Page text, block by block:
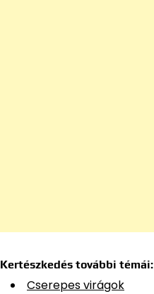
Kertészkedés további témái:
Cserepes virágok